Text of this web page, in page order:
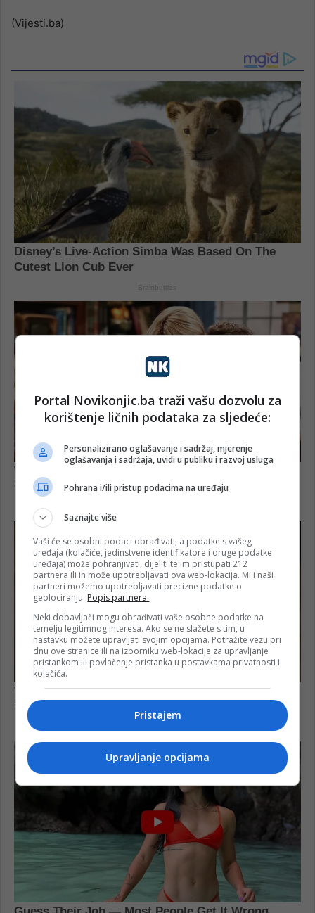
(Vijesti.ba)
Portal Novikonjic.ba traži vašu dozvolu za
korištenje ličnih podataka za sljedeće:
Personalizirano oglašavanje i sadržaj, mjerenje
oglašavanja i sadržaja, uvidi u publiku i razvoj usluga
Pohrana i/ili pristup podacima na uređaju
Saznajte više
Vaši će se osobni podaci obrađivati, a podatke s vašeg
uređaja (kolačiće, jedinstvene identifikatore i druge podatke
uređaja) može pohranjivati, dijeliti te im pristupati 212
partnera ili ih može upotrebljavati ova web-lokacija. Mi i naši
partneri možemo upotrebljavati precizne podatke o
geolociranju. Popis partnera.
Neki dobavljači mogu obrađivati vaše osobne podatke na
temelju legitimnog interesa. Ako se ne slažete s tim, u
nastavku možete upravljati svojim opcijama. Potražite vezu pri
dnu ove stranice ili na izborniku web-lokacije za upravljanje
pristankom ili povlačenje pristanka u postavkama privatnosti i
kolačića.
Pristajem
Upravljanje opcijama